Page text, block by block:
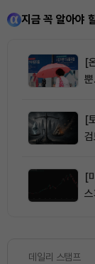
지금 꼭 알아야
[
[
[
데일리 스탬프